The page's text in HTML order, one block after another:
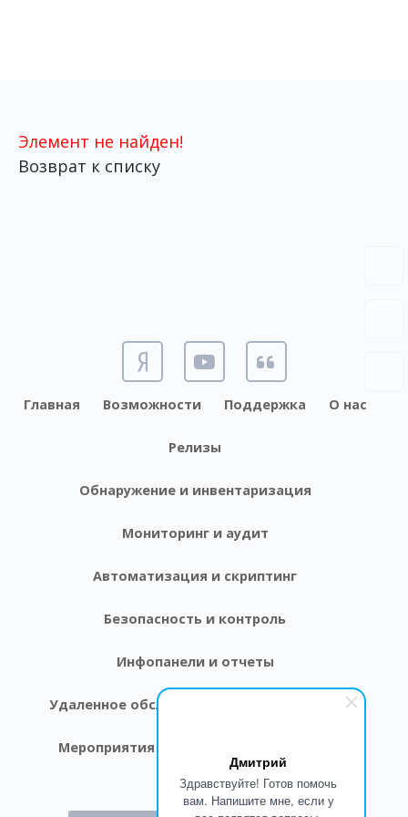
Дмитрий
Здравствуйте! Готов помочь
вам. Напишите мне, если у
Элемент не найден!
Возврат к списку
Главная Возможности Поддержка О нас
Релизы
Обнаружение и инвентаризация
Мониторинг и аудит
Автоматизация и скриптинг
Безопасность и контроль
Инфопанели и отчеты
Удаленное обслуживание
Мероприятия
CMDB 2026